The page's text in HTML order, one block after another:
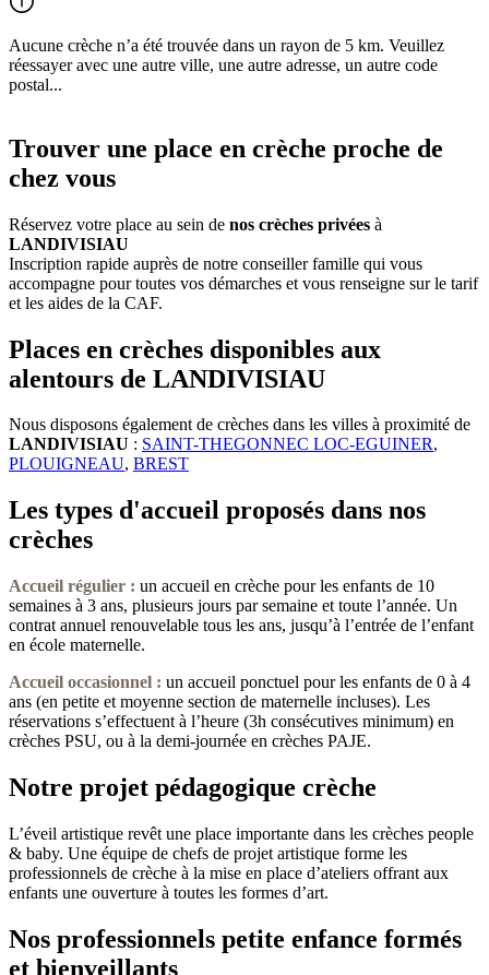
Aucune crèche n’a été trouvée dans un rayon de 5 km. Veuillez
réessayer avec une autre ville, une autre adresse, un autre code
postal...
Trouver une place en crèche proche de
chez vous
Réservez votre place au sein de nos crèches privées à
LANDIVISIAU
Inscription rapide auprès de notre conseiller famille qui vous
accompagne pour toutes vos démarches et vous renseigne sur le tarif
et les aides de la CAF.
Places en crèches disponibles aux
alentours de LANDIVISIAU
Nous disposons également de crèches dans les villes à proximité de
LANDIVISIAU : SAINT-THEGONNEC LOC-EGUINER,
PLOUIGNEAU, BREST
Les types d'accueil proposés dans nos
crèches
Accueil régulier : un accueil en crèche pour les enfants de 10
semaines à 3 ans, plusieurs jours par semaine et toute l’année. Un
contrat annuel renouvelable tous les ans, jusqu’à l’entrée de l’enfant
en école maternelle.
Accueil occasionnel : un accueil ponctuel pour les enfants de 0 à 4
ans (en petite et moyenne section de maternelle incluses). Les
réservations s’effectuent à l’heure (3h consécutives minimum) en
crèches PSU, ou à la demi-journée en crèches PAJE.
Notre projet pédagogique crèche
L’éveil artistique revêt une place importante dans les crèches people
& baby. Une équipe de chefs de projet artistique forme les
professionnels de crèche à la mise en place d’ateliers offrant aux
enfants une ouverture à toutes les formes d’art.
Nos professionnels petite enfance formés
et bienveillants